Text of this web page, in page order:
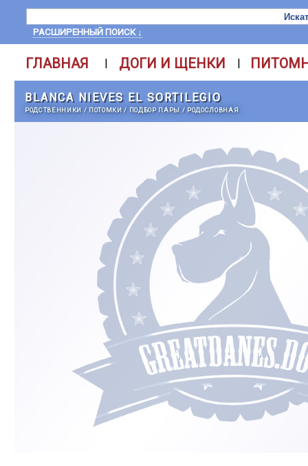
РАСШИРЕННЫЙ ПОИСК ↓
ГЛАВНАЯ | ДОГИ И ЩЕНКИ |
BLANCA NIEVES EL SORTILEGIO
РОДСТВЕННИКИ / ПОТОМКИ/ ПОДБОР ПАРЫ / РОДОСЛОВНАЯ